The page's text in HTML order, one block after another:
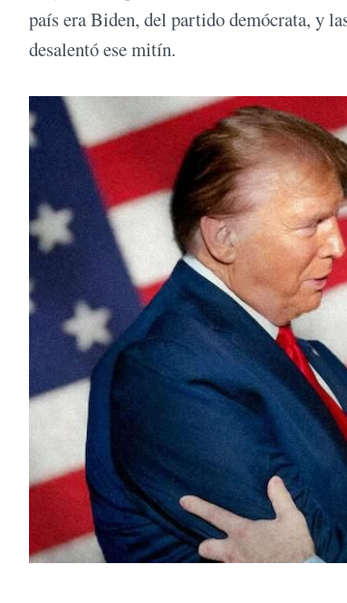
país era Biden, del partido demócrata, y
desalentó ese mitín.